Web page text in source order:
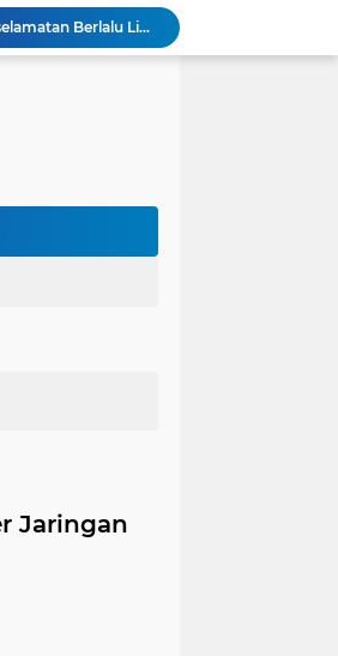
Satlantas Polres Aceh Timur Gencarkan Edukasi Keselamatan Berlalu Lintas di Simpang Empat Traffic Light Kota Idi
Edarkan Ekstasi dan Sabu, Warga Bawang Latak Diamankan Polisi di Lambu Kibang
OJK Bersama Pemkab Pesisir Barat Wujudkan Inklusi Keuangan Nyata: 150 Guru dan Tenaga Pendidik Terima Polis Asuransi Jiwa
Dalam Rangka HAN 2026, Komnas PA Bandar Lampung Sukses Ajak 180 Anak Meriahkan Lomba Mewarnai
Dugaan Ancaman terhadap Keluarga Pengurus PWI Lampung Dikawal Legislator dan Jurnalis
Jaringan